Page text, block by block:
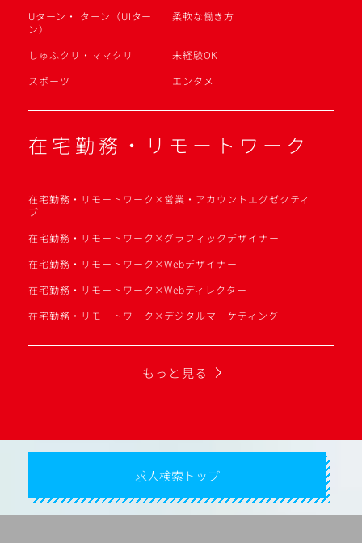
Uターン・Iターン（UIター
ン）
柔軟な働き方
しゅふクリ・ママクリ
未経験OK
スポーツ
エンタメ
在宅勤務・リモートワーク
在宅勤務・リモートワーク×営業・アカウントエグゼクティ
ブ
在宅勤務・リモートワーク×グラフィックデザイナー
在宅勤務・リモートワーク×Webデザイナー
在宅勤務・リモートワーク×Webディレクター
在宅勤務・リモートワーク×デジタルマーケティング
もっと見る
求人検索トップ